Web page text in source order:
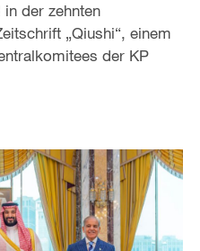
der zehnten
„Qiushi“, einem
der KP